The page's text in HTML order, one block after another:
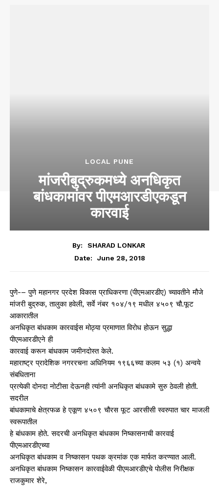
LOCAL PUNE
मांजरीबुद्रुकमध्ये अनधिकृत
बांधकामांवर पीएमआरडीएकडून
कारवाई
By:
SHARAD LONKAR
Date:
June 28, 2018
पुणे-– पुणे महानगर प्रदेश विकास प्राधिकरणा (पीएमआरडीए) च्यावतीने मौजे
मांजरी बुद्रुक, तालुका हवेली, सर्वे नंबर १०४/१९ मधील ४५०९ चौ.फूट
आकारातील
अनधिकृत बांधकाम कारवाईस मोठ्या प्रमाणात विरोध होऊन सुद्धा
पीएमआरडीएने ही
कारवाई करून बांधकाम जमीनदोस्त केले.
महाराष्ट्र प्रादेशिक नगररचना अधिनियम १९६६च्या कलम ५३ (१) अन्वये
संबधिताना
प्रत्येकी दोनदा नोटीसा देऊनही त्यांनी अनधिकृत बांधकामे सुरु ठेवली होती.
सदरील
बांधकामाचे क्षेत्रफळ हे एकूण ४५०९ चौरस फूट आरसीसी स्वरुपात चार माजली
स्वरूपातील
हे बांधकाम होते. सदरची अनधिकृत बांधकाम निष्कासनाची कारवाई
पीएमआरडीएच्या
अनधिकृत बांधकाम व निष्कासन पथक क्रमांक एक मार्फत करण्यात आली.
अनधिकृत बांधकाम निष्कासन कारवाईवेळी पीएमआरडीएचे पोलीस निरीक्षक
राजकुमार शेरे,